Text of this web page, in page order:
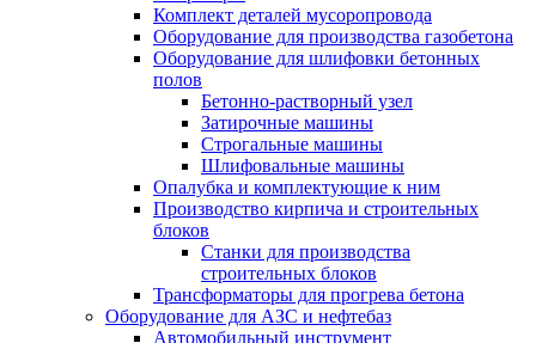
Комплект деталей мусоропровода
Оборудование для производства газобетона
Оборудование для шлифовки бетонных
полов
Бетонно-растворный узел
Затирочные машины
Строгальные машины
Шлифовальные машины
Опалубка и комплектующие к ним
Производство кирпича и строительных
блоков
Cтанки для производства
строительных блоков
Трансформаторы для прогрева бетона
Оборудование для АЗС и нефтебаз
Автомобильный инструмент